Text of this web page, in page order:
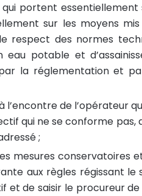
portent
sur les moyens
respect des normes
eau potable et
la réglementation et
l’encontre de l’opérateur
qui ne se conforme pas,
;
mesures conservatoires
aux règles régissant le
et de saisir le procureur